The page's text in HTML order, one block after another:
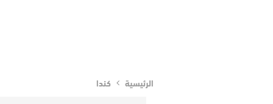
الرئيسية كندا